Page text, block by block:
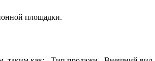
площадки.